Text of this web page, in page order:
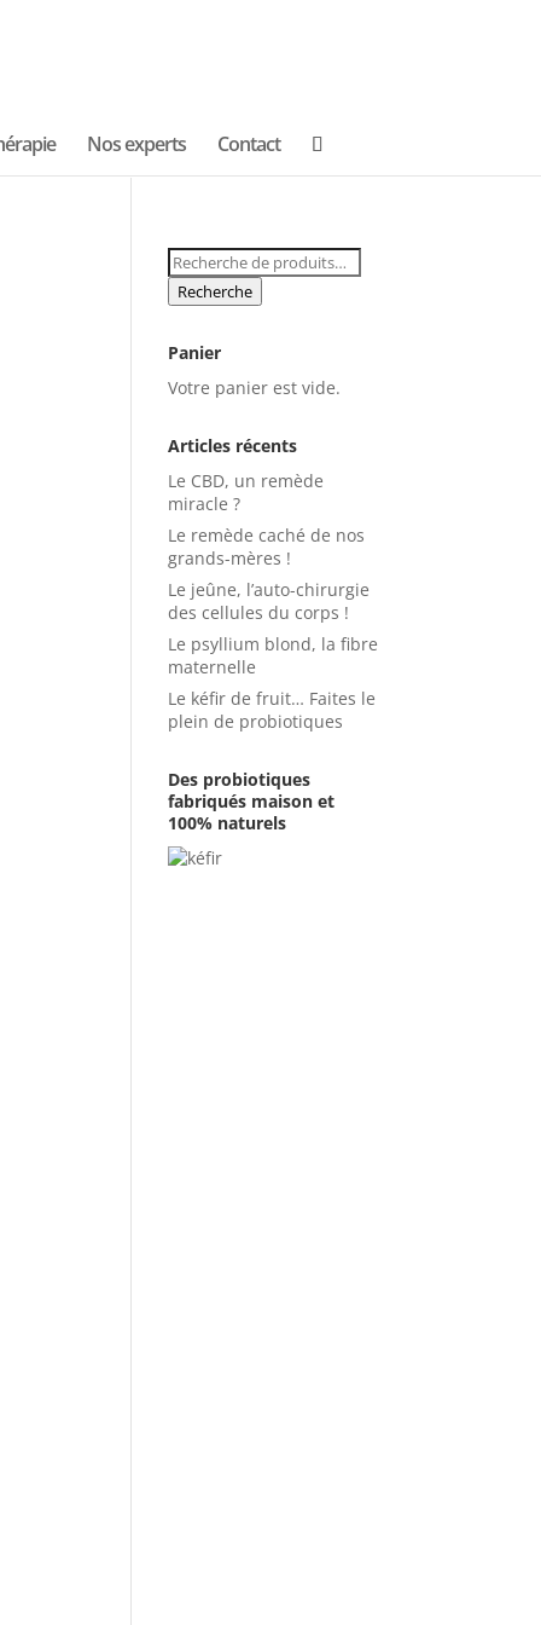
Nos experts Contact
Recherche
pour :
Recherche
Panier
Votre panier est vide.
Articles récents
Le CBD, un remède
miracle ?
Le remède caché de nos
grands-mères !
Le jeûne, l’auto-chirurgie
des cellules du corps !
Le psyllium blond, la fibre
maternelle
Le kéfir de fruit… Faites le
plein de probiotiques
Des probiotiques
fabriqués maison et
100% naturels